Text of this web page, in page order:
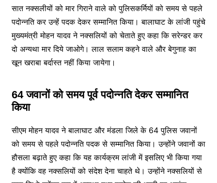
सात नक्सलीयों को मार गिराने वाले को पुलिसकर्मियों को समय से पहले
पदोन्नति कर उन्हें पदक देकर सम्मानित किया। बालाघाट के लांजी पहुंचे
मुख्यमंत्री मोहन यादव ने नक्सलियों को चेताते हुए कहा कि सरेन्डर कर
दो अन्यथा मार दिये जाओगे। लाल सलाम कहने वाले और बेगुनाह का
खून खराबा बर्दास्त नहीं किया जायेगा।
64 जवानों को समय पूर्व पदोन्नति देकर सम्मानित
किया
सीएम मोहन यादव ने बालाघाट और मंडला जिले के 64 पुलिस जवानों
को समय से पहले पदोन्नति पदक से सम्मानित किया। उन्होंने जवानों का
हौसला बढ़ाते हुए कहा कि यह कार्यक्रम लांजी में इसलिए भी किया गया
है क्योंकि वह नक्सलियों को संदेश देना चाहते थे। उन्होंने नक्सलियों से